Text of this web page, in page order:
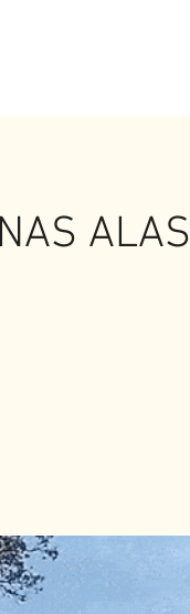
ALAS